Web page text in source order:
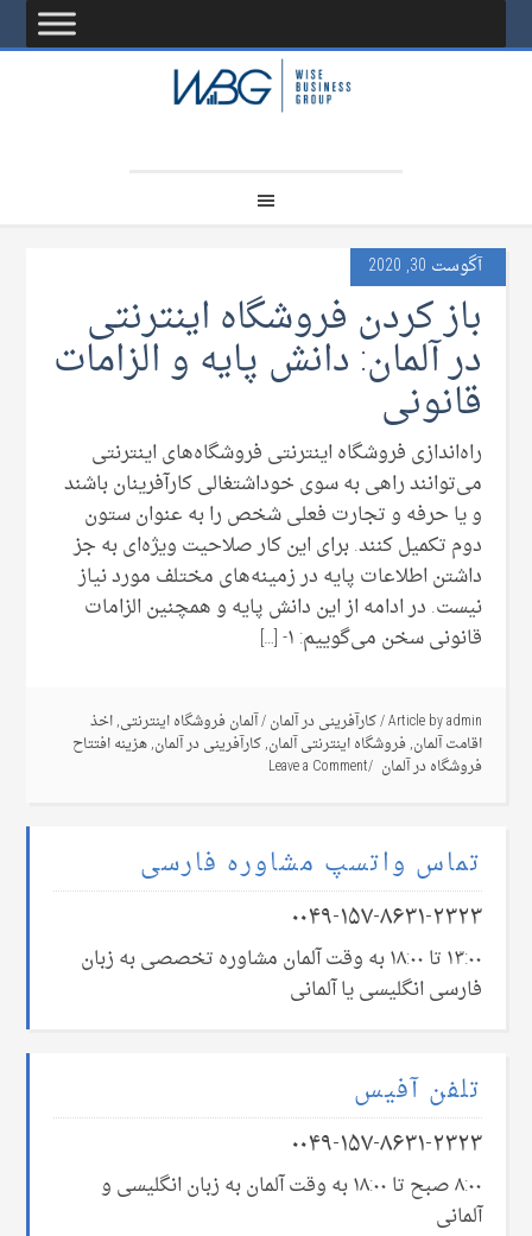
آگوست 30, 2020
باز کردن فروشگاه اینترنتی
در آلمان: دانش پایه‌ و الزامات
قانونی
راه‌اندازی فروشگاه اینترنتی فروشگاه‌های اینترنتی
می‌توانند راهی به سوی خوداشتغالی کارآفرینان باشند
و یا حرفه و تجارت فعلی شخص را به عنوان ستون
دوم تکمیل کنند. برای این کار صلاحیت ویژه‌ای به جز
داشتن اطلاعات پایه‌ در زمینه‌های مختلف مورد نیاز
نیست. در ادامه از این دانش پایه‌ و همچنین الزامات
قانونی سخن می‌گوییم: ۱- […]
Article byadmin
/کارآفرینی در آلمان/آلمان فروشگاه اینترنتی,اخذ
اقامت آلمان,فروشگاه اینترنتی آلمان,کارآفرینی در آلمان,هزینه افتتاح
فروشگاه در آلمان Leave a Comment
تماس واتسپ مشاوره فارسی
۰۰۴۹-۱۵۷-۸۶۳۱-۲۳۲۳
۱۳:۰۰ تا ۱۸:۰۰ به وقت آلمان مشاوره تخصصی به زبان
فارسی انگلیسی یا آلمانی
تلفن آفیس
۰۰۴۹-۱۵۷-۸۶۳۱-۲۳۲۳
۸:۰۰ صبح تا ۱۸:۰۰ به وقت آلمان به زبان انگلیسی و
آلمانی